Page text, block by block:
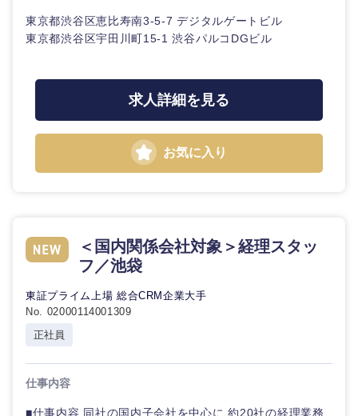
大阪府 兵庫県
東京都渋谷区恵比寿南3-5-7 デジタルゲートビル
東京都渋谷区宇田川町15-1 渋谷パルコDGビル
求人詳細を見る
お気に入り
＜国内関係会社対象＞経理スタッ
フ／池袋
東証プライム上場 総合CRM企業大手
No. 02000114001309
正社員
仕事内容
■仕事内容 同社の国内子会社を中心に 約20社の経理業務